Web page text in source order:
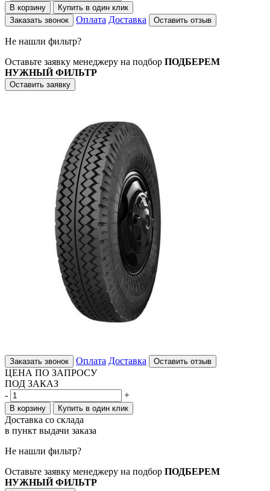
В корзину
Купить в один клик
Заказать звонок
Оплата Доставка Оставить отзыв
Не нашли фильтр?
Оставьте заявку менеджеру на подбор ПОДБЕРЕМ
НУЖНЫЙ ФИЛЬТР
Оставить заявку
Заказать звонок Оплата Доставка Оставить отзыв
ЦЕНА ПО ЗАПРОСУ
ПОД ЗАКАЗ
-
+
В корзину Купить в один клик
Доставка со склада
в пункт выдачи заказа
Не нашли фильтр?
Оставьте заявку менеджеру на подбор ПОДБЕРЕМ
НУЖНЫЙ ФИЛЬТР